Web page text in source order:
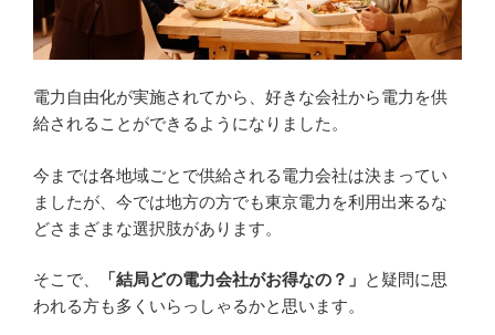
電力自由化が実施されてから、好きな会社から電力を供
給されることができるようになりました。
今までは各地域ごとで供給される電力会社は決まってい
ましたが、今では地方の方でも東京電力を利用出来るな
どさまざまな選択肢があります。
そこで、 「結局どの電力会社がお得なの？」 と疑問に思
われる方も多くいらっしゃるかと思います。